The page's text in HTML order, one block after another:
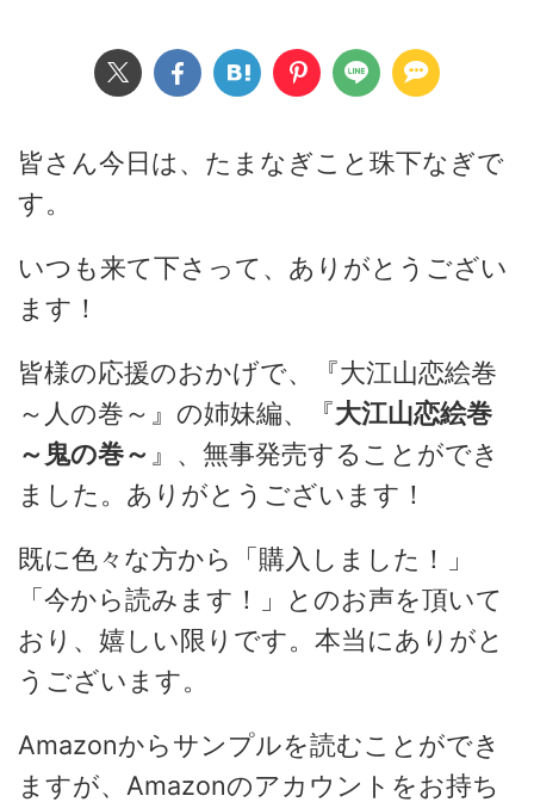
皆さん今日は、たまなぎこと珠下なぎで
す。
いつも来て下さって、ありがとうござい
ます！
皆様の応援のおかげで、『大江山恋絵巻
～人の巻～』の姉妹編、『大江山恋絵巻
～鬼の巻～ 』、無事発売することができ
ました。ありがとうございます！
既に色々な方から「購入しました！」
「今から読みます！」とのお声を頂いて
おり、嬉しい限りです。本当にありがと
うございます。
Amazonからサンプルを読むことができ
ますが、Amazonのアカウントをお持ち